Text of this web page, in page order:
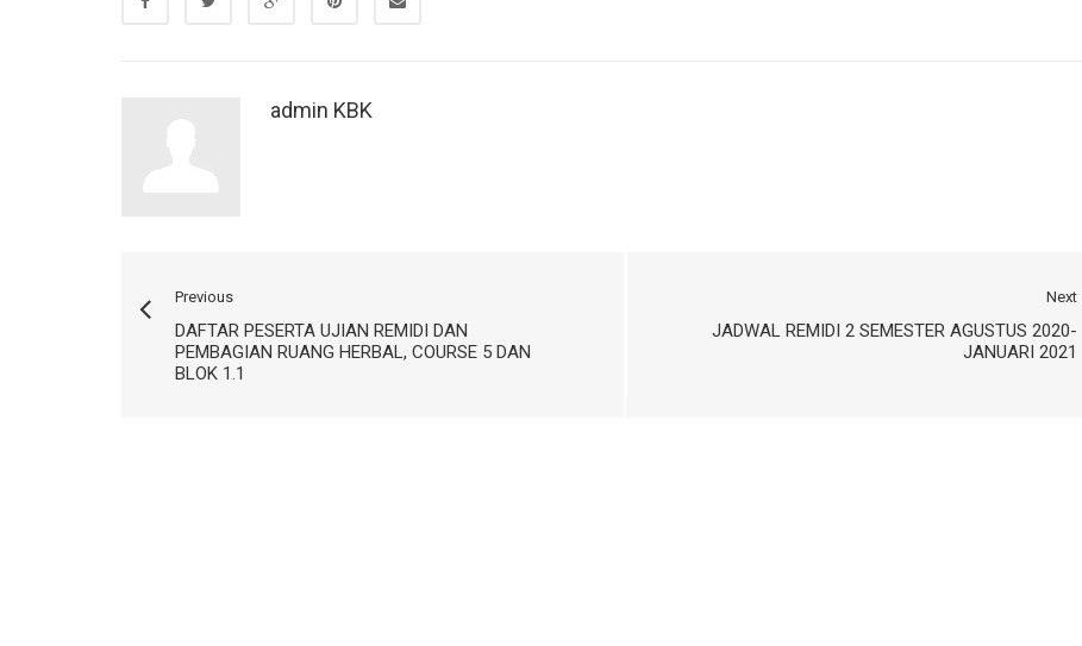
admin KBK
Previous
DAFTAR PESERTA UJIAN REMIDI DAN
PEMBAGIAN RUANG HERBAL, COURSE 5 DAN
BLOK 1.1
Next
JADWAL REMIDI 2 SEMESTER AGUSTUS 2020-
JANUARI 2021